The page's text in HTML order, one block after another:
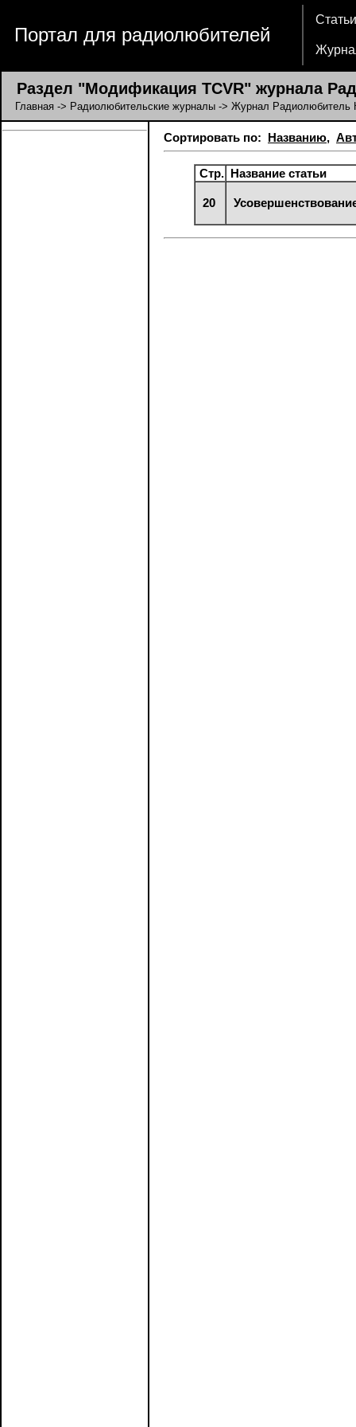
Портал для радиолюбителей
Статьи
Раздел "Модификация TCVR" журнала
Главная -> Радиолюбительские журналы -> Журнал Радиолюбитель
Сортировать по: Названию,
Стр. Название статьи
20